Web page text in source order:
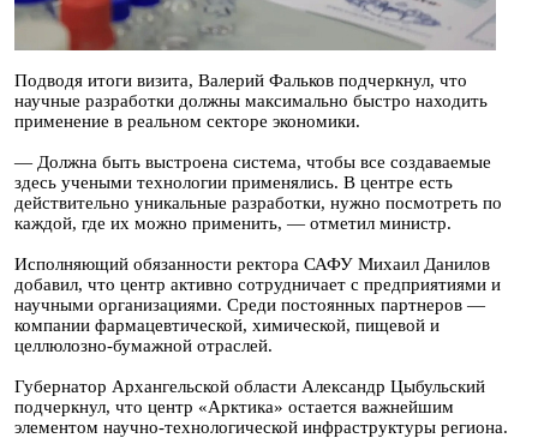
Подводя итоги визита, Валерий Фальков подчеркнул, что
научные разработки должны максимально быстро находить
применение в реальном секторе экономики.
— Должна быть выстроена система, чтобы все создаваемые
здесь учеными технологии применялись. В центре есть
действительно уникальные разработки, нужно посмотреть по
каждой, где их можно применить, — отметил министр.
Исполняющий обязанности ректора САФУ Михаил Данилов
добавил, что центр активно сотрудничает с предприятиями и
научными организациями. Среди постоянных партнеров —
компании фармацевтической, химической, пищевой и
целлюлозно-бумажной отраслей.
Губернатор Архангельской области Александр Цыбульский
подчеркнул, что центр «Арктика» остается важнейшим
элементом научно-технологической инфраструктуры региона.